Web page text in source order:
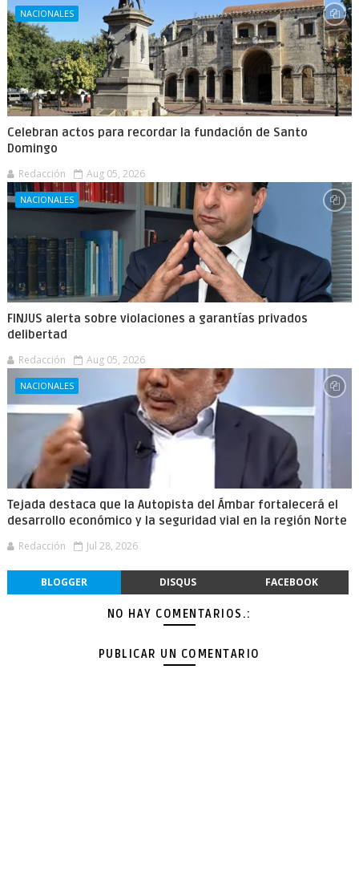
NACIONALES
Celebran actos para recordar la fundación de Santo
Domingo
Redacción Aug 05, 2026
NACIONALES
FINJUS alerta sobre violaciones a garantías privados
delibertad
Redacción Aug 05, 2026
NACIONALES
Tejada destaca que la Autopista del Ámbar fortalecerá el
desarrollo económico y la seguridad vial en la región Norte
Redacción Jul 28, 2026
BLOGGER DISQUS FACEBOOK
NO HAY COMENTARIOS.:
PUBLICAR UN COMENTARIO